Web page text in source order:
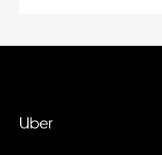
Uber